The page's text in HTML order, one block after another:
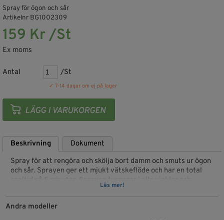
Spray för ögon och sår
Artikelnr BG1002309
159 Kr /St
Ex moms
Antal /St
✓ 7-14 dagar om ej på lager
Beskrivning
Dokument
Spray för att rengöra och skölja bort damm och smuts ur ögon
och sår. Sprayen ger ett mjukt vätskeflöde och har en total
spoltid på 5 minuter. Sprayen fungerar i alla vinklar och
riktningar. Kan användas flera gånger och är steril till sista
år.
Läs mer!
Andra modeller